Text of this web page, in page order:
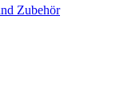
Zubehör